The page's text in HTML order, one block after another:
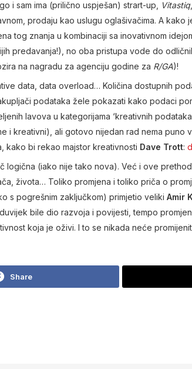
i sam ima (prilično uspješan) strart-up,
Vitastiq
prodaju kao uslugu oglašivačima. A
tog znanja u kombinaciji sa inovativnom
predavanja!), no oba pristupa vode do
na nagradu za agenciju godine za R/GA)!
data, data overload… Količina dostupnih
podataka žele pokazati kako podaci
lavova u kategorijama ‘kreativnih
i kreativni), ali gotovo nijedan rad nema
kako bi rekao majstor kreativnosti Dave Trott:
logična (iako nije tako nova). Već i ove
života… Toliko promjena i toliko priča o
s pogrešnim zaključkom) primjetio veliki Amir
bile dio razvoja i povijesti, tempo
koja je oživi. I to se nikada neće
Share